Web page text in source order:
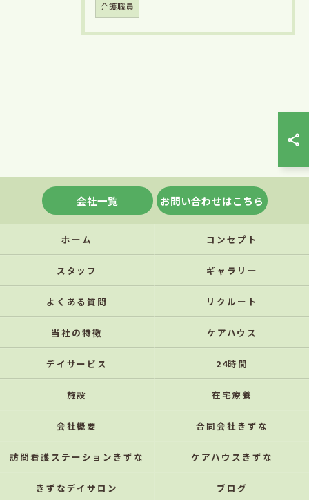
介護職員
会社一覧 お問い合わせはこちら
ホーム コンセプト
スタッフ ギャラリー
よくある質問 リクルート
当社の特徴 ケアハウス
デイサービス 24時間
施設 在宅療養
会社概要 合同会社きずな
訪問看護ステーションきずな ケアハウスきずな
きずなデイサロン ブログ